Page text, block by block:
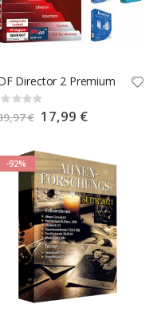
Director 2 Premium
€ Special
Price
17,99 €
-92%